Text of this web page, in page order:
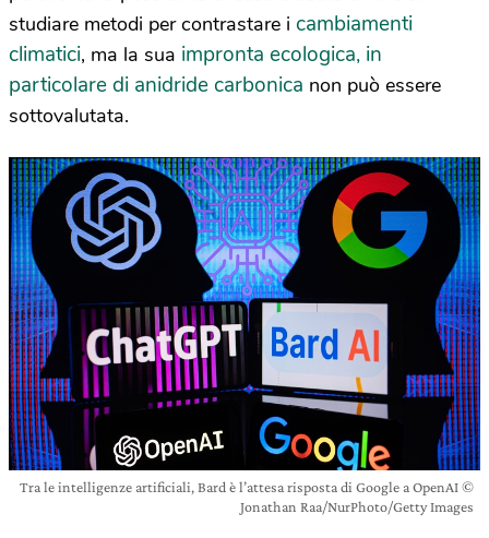
studiare metodi per contrastare i cambiamenti
climatici, ma la sua impronta ecologica, in
particolare di anidride carbonica non può essere
sottovalutata.
Tra le intelligenze artificiali, Bard è l’attesa risposta di Google a OpenAI ©
Jonathan Raa/NurPhoto/Getty Images